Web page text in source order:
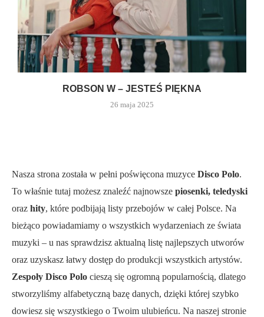
ROBSON W – JESTEŚ PIĘKNA
26 maja 2025
Nasza strona została w pełni poświęcona muzyce Disco Polo.
To właśnie tutaj możesz znaleźć najnowsze piosenki, teledyski
oraz hity, które podbijają listy przebojów w całej Polsce. Na
bieżąco powiadamiamy o wszystkich wydarzeniach ze świata
muzyki – u nas sprawdzisz aktualną listę najlepszych utworów
oraz uzyskasz łatwy dostęp do produkcji wszystkich artystów.
Zespoły Disco Polo cieszą się ogromną popularnością, dlatego
stworzyliśmy alfabetyczną bazę danych, dzięki której szybko
dowiesz się wszystkiego o Twoim ulubieńcu. Na naszej stronie